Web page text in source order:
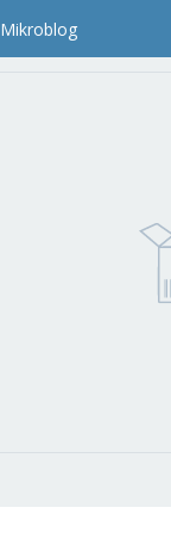
Mikroblog